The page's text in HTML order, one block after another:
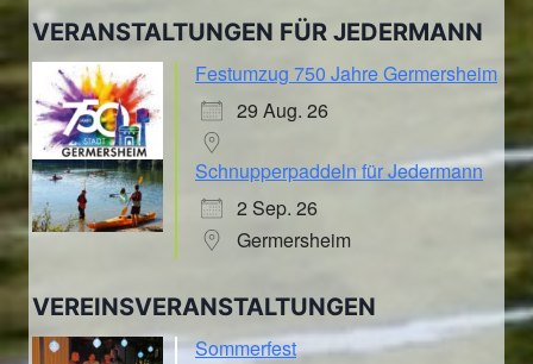
VERANSTALTUNGEN FÜR JEDERMANN
Festumzug 750 Jahre Germersheim
29 Aug. 26
Schnupperpaddeln für Jedermann
2 Sep. 26
Germersheim
VEREINSVERANSTALTUNGEN
Sommerfest